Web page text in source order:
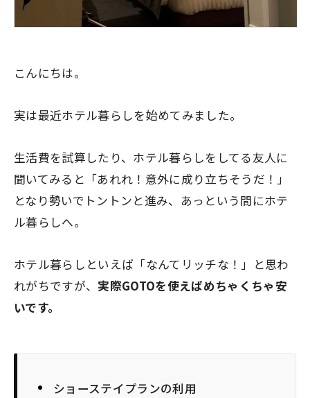
こんにちは。
実は最近ホテル暮らしを始めてみました。
生活費を試算したり、ホテル暮らしをしてる友人に
聞いてみると「あれれ！意外に成り立ちそうだ！」
となり勢いでトントンと進み、あっという間にホテ
ル暮らしへ。
ホテル暮らしといえば 「なんてリッチな！」
と思わ
れがちですが、 実際GOTOを使えばめちゃくちゃ安
いです。
ショーステイプランの利用